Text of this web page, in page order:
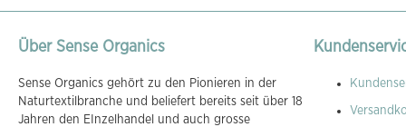
Über Sense Organics
Sense Organics gehört zu den Pionieren in der
Naturtextilbranche und beliefert bereits seit über 18
Jahren den EInzelhandel und auch grosse